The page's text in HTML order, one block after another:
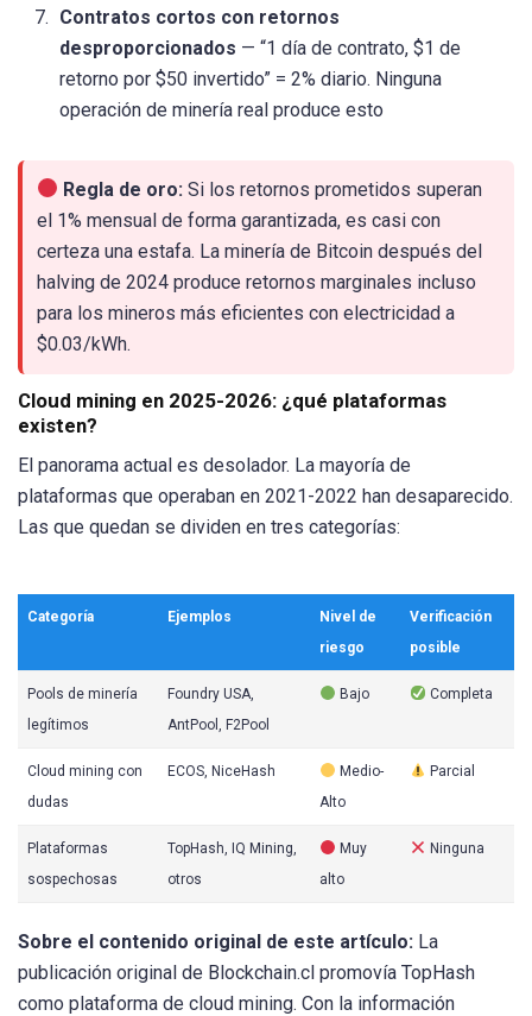
Contratos cortos con retornos
desproporcionados — “1 día de contrato, $1 de
retorno por $50 invertido” = 2% diario. Ninguna
operación de minería real produce esto
Regla de oro: Si los retornos prometidos superan
el 1% mensual de forma garantizada, es casi con
certeza una estafa. La minería de Bitcoin después del
halving de 2024 produce retornos marginales incluso
para los mineros más eficientes con electricidad a
$0.03/kWh.
Cloud mining en 2025-2026: ¿qué plataformas
existen?
El panorama actual es desolador. La mayoría de
plataformas que operaban en 2021-2022 han desaparecido.
Las que quedan se dividen en tres categorías:
Categoría Ejemplos
Nivel de
riesgo
Verificación
posible
Pools de minería
legítimos
Foundry USA,
AntPool, F2Pool
Bajo Completa
Cloud mining con
dudas
ECOS, NiceHash
Medio-
Alto
Parcial
Plataformas
sospechosas
TopHash, IQ Mining,
otros
Muy
alto
Ninguna
Sobre el contenido original de este artículo: La
publicación original de Blockchain.cl promovía TopHash
como plataforma de cloud mining. Con la información